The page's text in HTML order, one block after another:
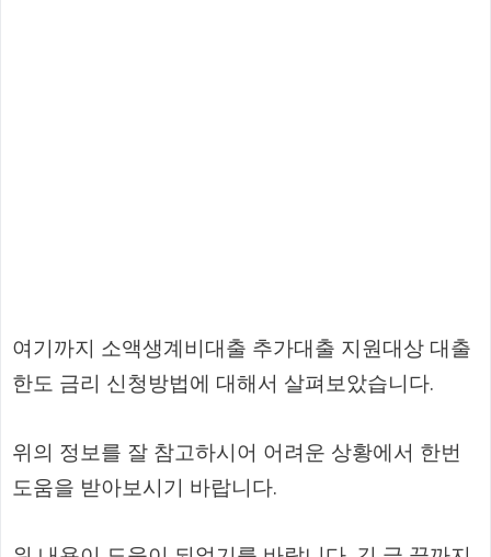
여기까지 소액생계비대출 추가대출 지원대상 대출
한도 금리 신청방법에 대해서 살펴보았습니다.
위의 정보를 잘 참고하시어 어려운 상황에서 한번
도움을 받아보시기 바랍니다.